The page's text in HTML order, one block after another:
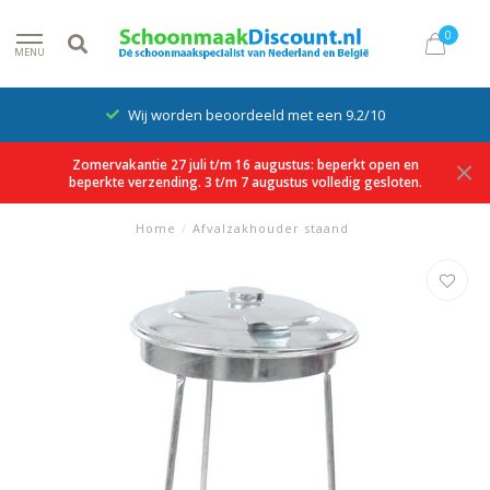
MENU
0
Wij worden beoordeeld met een 9.2/10
Zomervakantie 27 juli t/m 16 augustus: beperkt open en
beperkte verzending. 3 t/m 7 augustus volledig gesloten.
Home / Afvalzakhouder staand